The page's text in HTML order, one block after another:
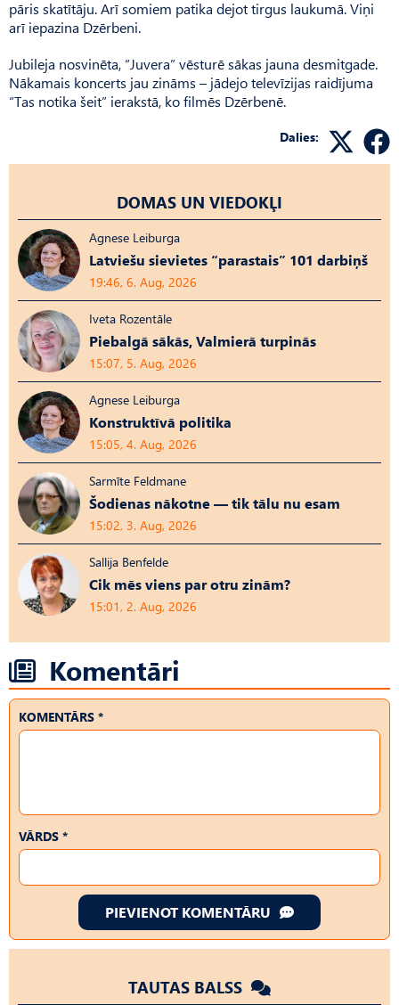
pāris skatītāju. Arī somiem patika dejot tirgus laukumā. Viņi
arī iepazina Dzērbeni.
Jubileja nosvinēta, “Juvera” vēsturē sākas jauna desmitgade.
Nākamais koncerts jau zināms – jādejo televīzijas raidījuma
“Tas notika šeit” ierakstā, ko filmēs Dzērbenē.
Dalies:
DOMAS UN VIEDOKĻI
Agnese Leiburga
Latviešu sievietes “parastais” 101 darbiņš
19:46, 6. Aug, 2026
Iveta Rozentāle
Piebalgā sākās, Valmierā turpinās
15:07, 5. Aug, 2026
Agnese Leiburga
Konstruktīvā politika
15:05, 4. Aug, 2026
Sarmīte Feldmane
Šodienas nākotne — tik tālu nu esam
15:02, 3. Aug, 2026
Sallija Benfelde
Cik mēs viens par otru zinām?
15:01, 2. Aug, 2026
Komentāri
KOMENTĀRS *
VĀRDS *
PIEVIENOT KOMENTĀRU
TAUTAS BALSS